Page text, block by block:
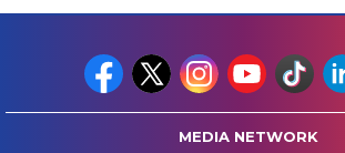
MEDIA NETWORK